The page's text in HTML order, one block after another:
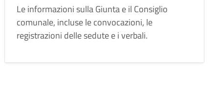
Le informazioni sulla Giunta e il Consiglio
comunale, incluse le convocazioni, le
registrazioni delle sedute e i verbali.